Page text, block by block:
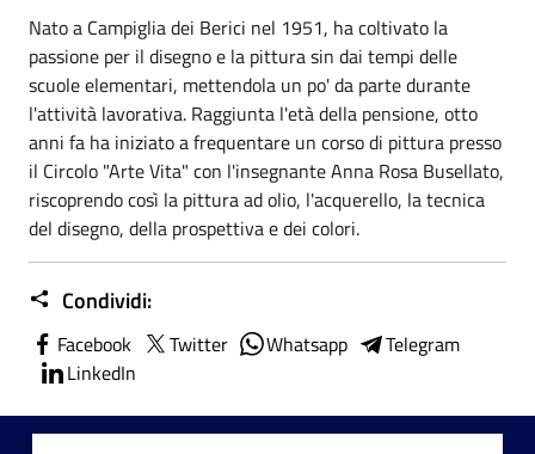
Nato a Campiglia dei Berici nel 1951, ha coltivato la
passione per il disegno e la pittura sin dai tempi delle
scuole elementari, mettendola un po' da parte durante
l'attività lavorativa. Raggiunta l'età della pensione, otto
anni fa ha iniziato a frequentare un corso di pittura presso
il Circolo "Arte Vita" con l'insegnante Anna Rosa Busellato,
riscoprendo così la pittura ad olio, l'acquerello, la tecnica
del disegno, della prospettiva e dei colori.
Condividi:
Facebook Twitter Whatsapp
Telegram
LinkedIn